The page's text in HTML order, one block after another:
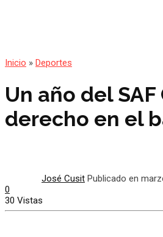
Inicio » Deportes
Un año del
derecho en el
José Cusit Publicado en
0
30 Vistas